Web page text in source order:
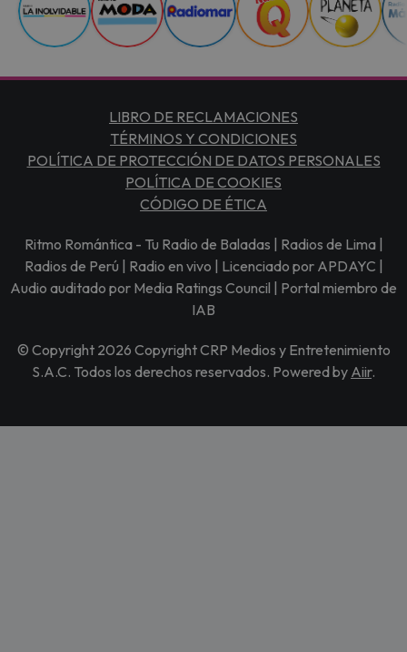
LIBRO DE RECLAMACIONES
TÉRMINOS Y CONDICIONES
POLÍTICA DE PROTECCIÓN DE DATOS PERSONALES
POLÍTICA DE COOKIES
CÓDIGO DE ÉTICA
Ritmo Romántica - Tu Radio de Baladas | Radios de Lima |
Radios de Perú | Radio en vivo | Licenciado por APDAYC |
Audio auditado por Media Ratings Council | Portal miembro de
IAB
© Copyright 2026 Copyright CRP Medios y Entretenimiento
S.A.C. Todos los derechos reservados. Powered by Aiir.